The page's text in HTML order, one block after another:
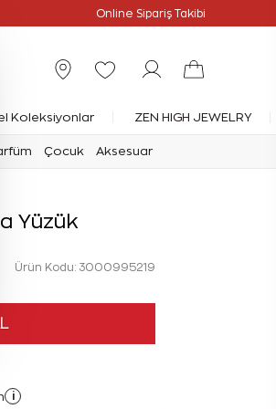
Online Sipariş Takibi
Koleksiyonlar ZEN HIGH JEWELRY
Çocuk Aksesuar
Yüzük
Ürün Kodu: 3000995219
i